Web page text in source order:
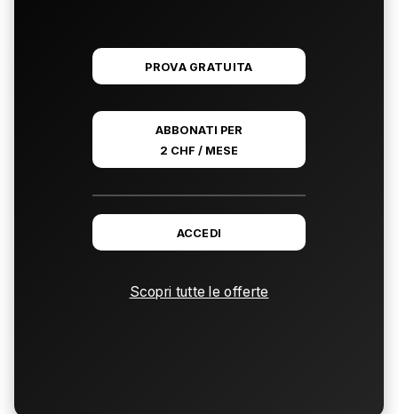
PROVA GRATUITA
ABBONATI PER
2 CHF / MESE
ACCEDI
Scopri tutte le offerte